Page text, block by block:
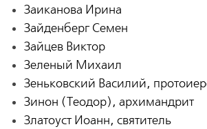
Заиканова Ирина
Зайденберг Семен
Зайцев Виктор
Зеленый Михаил
Зеньковский Василий,
Зинон (Теодор), архимандрит
Златоуст Иоанн, святитель